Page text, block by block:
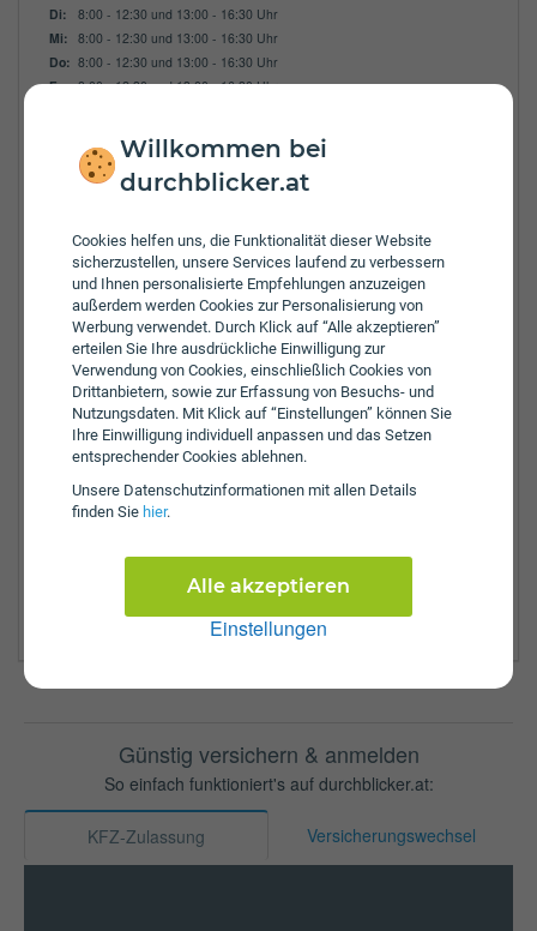
Willkommen bei
durchblicker.at
Cookies helfen uns, die Funktionalität dieser Website
sicherzustellen, unsere Services laufend zu verbessern
und Ihnen personalisierte Empfehlungen anzuzeigen
außerdem werden Cookies zur Personalisierung von
Werbung verwendet. Durch Klick auf “Alle akzeptieren”
erteilen Sie Ihre ausdrückliche Einwilligung zur
Verwendung von Cookies, einschließlich Cookies von
Drittanbietern, sowie zur Erfassung von Besuchs- und
Nutzungsdaten. Mit Klick auf “Einstellungen” können Sie
Ihre Einwilligung individuell anpassen und das Setzen
entsprechender Cookies ablehnen.
Unsere Daten­schutz­informationen mit allen Details
finden Sie hier.
Einstellungen
Alle akzeptieren
Di:
8:00 - 12:30 und 13:00 - 16:30 Uhr
Mi: 8:00 - 12:30 und 13:00 - 16:30 Uhr
Do: 8:00 - 12:30 und 13:00 - 16:30 Uhr
Fr:
8:00 - 12:30 und 13:00 - 16:30 Uhr
Bad Aussee
Bruck-Mürzzuschlag
Graz
Gröbming
Graz Umgebung
Hartberg-Fürstenfeld
Leibnitz
Leoben
Liezen
Leoben Bezirk
Murtal
Mürzzuschlag
Südoststeiermark
Günstig versichern & anmelden
So einfach funktioniert's auf durchblicker.at:
KFZ-Zulassung Versicherungswechsel